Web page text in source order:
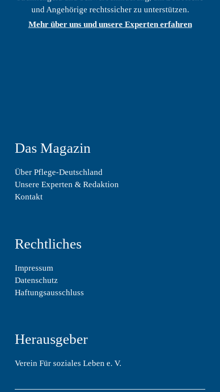
und Angehörige rechtssicher zu unterstützen.
Mehr über uns und unsere Experten erfahren
Das Magazin
Über Pflege-Deutschland
Unsere Experten & Redaktion
Kontakt
Rechtliches
Impressum
Datenschutz
Haftungsausschluss
Herausgeber
Verein Für soziales Leben e. V.